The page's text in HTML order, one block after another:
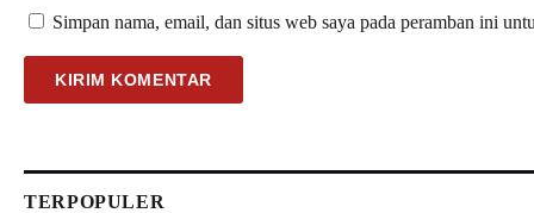
Simpan nama, email, dan situs web saya pada peramban ini
TERPOPULER